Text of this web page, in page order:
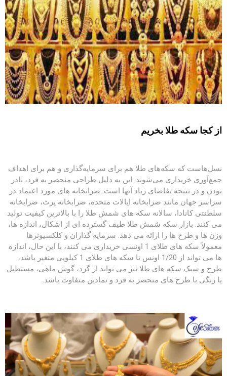
از کجا سکه طلا بخریم
نسل‌هاست که سکه‌های طلا هم برای سرمایه‌گذاری و هم برای اهداف
جمع‌آوری خریداری می‌شوند. این به دلیل طراحی منحصر به فرد، نادر
بودن و در نتیجه تقاضای زیاد آنها است. ضرابخانه های مورد اعتماد در
سراسر جهان مانند ضرابخانه ایالات متحده، ضرابخانه پرث، ضرابخانه
سلطنتی کانادا، سالانه سکه های شمش طلا را با بالاترین کیفیت تولید
می کنند. بازار سکه شمش طلا طیف گسترده ای از اشکال، اندازه ها،
وزن ها و طرح ها را ارائه می دهد. سرمایه گذاران و کلکسیونرها
معمولاً سکه های طلای 1 اونسی خریداری می کنند، با این حال، اندازه
ها می تواند از 1/20 اونس تا سکه های طلای 1 کیلویی متغیر باشد.
طرح و سبک سکه های طلا نیز می تواند از گرد، گوش ماهی، مستطیل
یا رنگی با طرح های منحصر به فرد و نمادین متفاوت باشد.